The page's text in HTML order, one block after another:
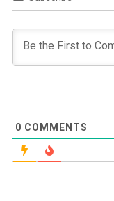
0 COMMENTS